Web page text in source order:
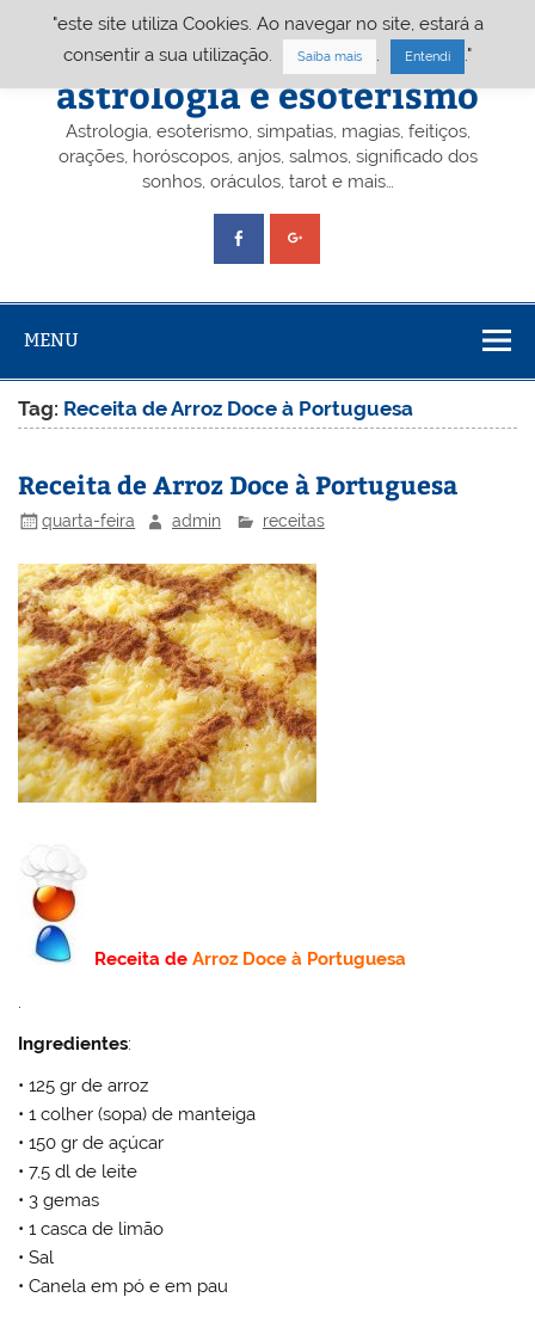
Portal A&E – Portal
astrologia e esoterismo
Astrologia, esoterismo, simpatias, magias, feitiços,
orações, horóscopos, anjos, salmos, significado dos
sonhos, oráculos, tarot e mais…
MENU
Tag: Receita de Arroz Doce à Portuguesa
Receita de Arroz Doce à Portuguesa
quarta-feira admin receitas
Receita deArroz Doce à Portuguesa
Ingredientes:
• 125 gr de arroz
• 1 colher (sopa) de manteiga
• 150 gr de açúcar
• 7,5 dl de leite
• 3 gemas
• 1 casca de limão
• Sal
• Canela em pó e em pau
"este site utiliza Cookies. Ao navegar no site, estará a
consentir a sua utilização.
Saiba mais Entendi ."